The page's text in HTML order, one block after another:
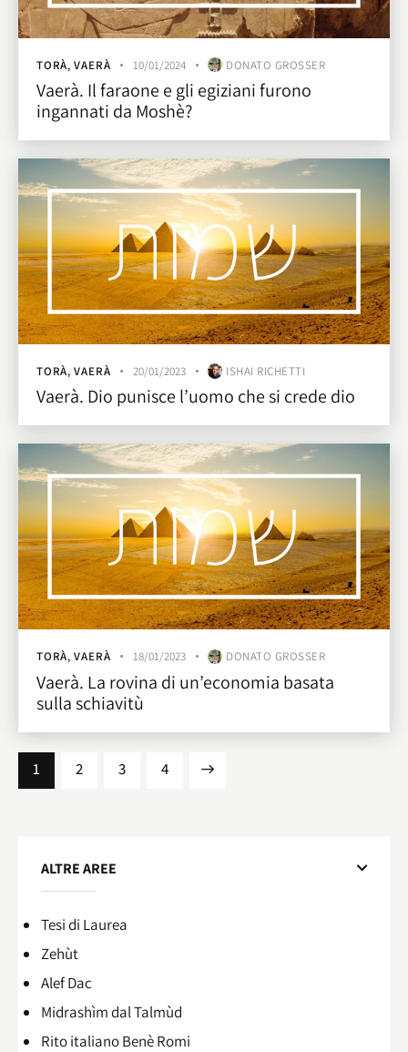
TORÀ,VAERÀ 10/01/2024 DONATO GROSSER
Vaerà. Il faraone e gli egiziani furono
ingannati da Moshè?
TORÀ,VAERÀ 20/01/2023 ISHAI RICHETTI
Vaerà. Dio punisce l’uomo che si crede dio
TORÀ,VAERÀ 18/01/2023 DONATO GROSSER
Vaerà. La rovina di un’economia basata
sulla schiavitù
1 2 3 4
>
ALTRE AREE
Tesi di Laurea
Zehùt
Alef Dac
Midrashìm dal Talmùd
Rito italiano Benè Romi​